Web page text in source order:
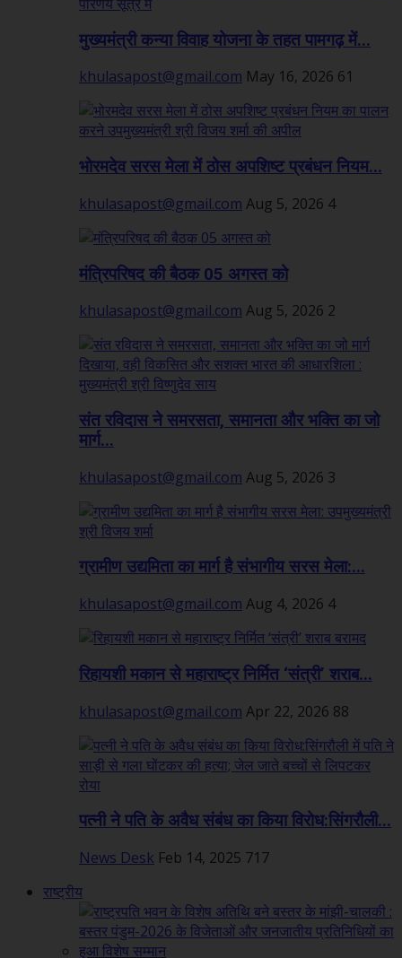
मुख्यमंत्री कन्या विवाह योजना के तहत पामगढ़ में...
khulasapost@gmail.com May 16, 2026 61
भोरमदेव सरस मेला में ठोस अपशिष्ट प्रबंधन नियम...
khulasapost@gmail.com Aug 5, 2026 4
मंत्रिपरिषद की बैठक 05 अगस्त को
khulasapost@gmail.com Aug 5, 2026 2
संत रविदास ने समरसता, समानता और भक्ति का जो
मार्ग...
khulasapost@gmail.com Aug 5, 2026 3
ग्रामीण उद्यमिता का मार्ग है संभागीय सरस मेला:...
khulasapost@gmail.com Aug 4, 2026 4
रिहायशी मकान से महाराष्ट्र निर्मित ‘संत्री’ शराब...
khulasapost@gmail.com Apr 22, 2026 88
पत्नी ने पति के अवैध संबंध का किया विरोध:सिंगरौली...
News Desk Feb 14, 2025 717
राष्ट्रीय